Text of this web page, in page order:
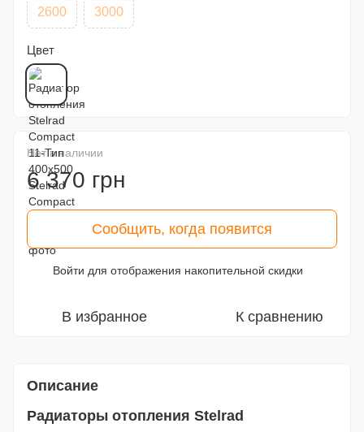
2600 3000
Цвет
Нет в наличии
6 370 грн
Сообщить, когда появится
Войти для отображения накопительной скидки
В избранное К сравнению
Описание
Радиаторы отопления Stelrad